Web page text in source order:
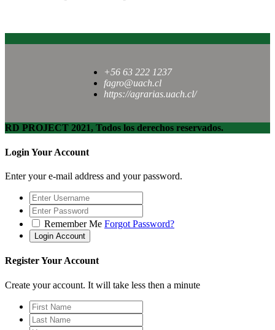
+56 63 222 1237
fagro@uach.cl
https://agrarias.uach.cl/
RD PROJECT 2021, Todos los derechos reservados.
Login Your Account
Enter your e-mail address and your password.
Remember Me Forgot Password?
Register Your Account
Create your account. It will take less then a minute